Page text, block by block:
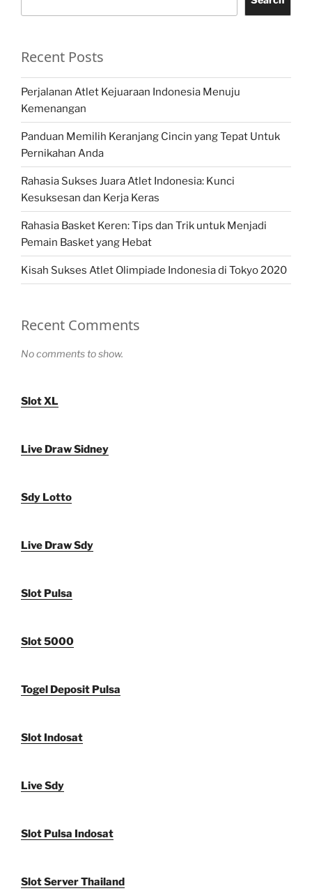
Recent Posts
Perjalanan Atlet Kejuaraan Indonesia Menuju
Kemenangan
Panduan Memilih Keranjang Cincin yang Tepat Untuk
Pernikahan Anda
Rahasia Sukses Juara Atlet Indonesia: Kunci
Kesuksesan dan Kerja Keras
Rahasia Basket Keren: Tips dan Trik untuk Menjadi
Pemain Basket yang Hebat
Kisah Sukses Atlet Olimpiade Indonesia di Tokyo 2020
Recent Comments
No comments to show.
Slot XL
Live Draw Sidney
Sdy Lotto
Live Draw Sdy
Slot Pulsa
Slot 5000
Togel Deposit Pulsa
Slot Indosat
Live Sdy
Slot Pulsa Indosat
Slot Server Thailand